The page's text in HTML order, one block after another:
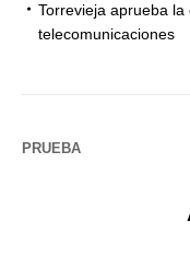
Torrevieja aprueba
telecomunicaciones
PRUEBA